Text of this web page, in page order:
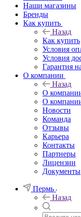
Наши магазины
Бренды
Как купить
Назад
Как купить
Условия
Условия
Гарантия
О компании
Назад
О
О
Новости
Команда
Отзывы
Карьера
Контакты
Партнеры
Лицензии
Документы
Пермь
Назад